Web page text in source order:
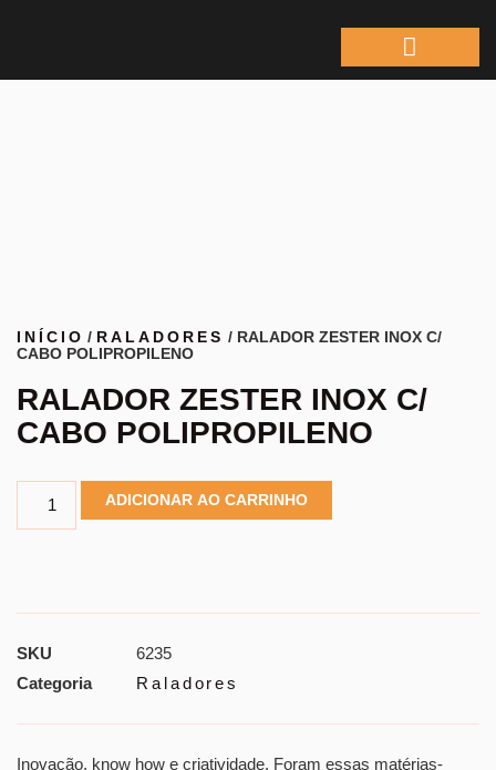
INÍCIO / RALADORES / RALADOR ZESTER INOX C/
CABO POLIPROPILENO
RALADOR ZESTER INOX C/
CABO POLIPROPILENO
ADICIONAR AO CARRINHO
SKU
6235
Categoria
Raladores
Inovação, know how e criatividade. Foram essas matérias-